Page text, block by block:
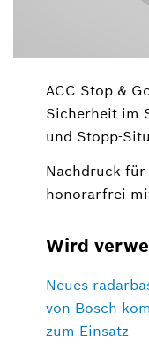
ACC Stop &
Sicherheit im
und Stopp-
Nachdruck
honorarfrei
Wird
Neues
von Bosch
zum Einsatz